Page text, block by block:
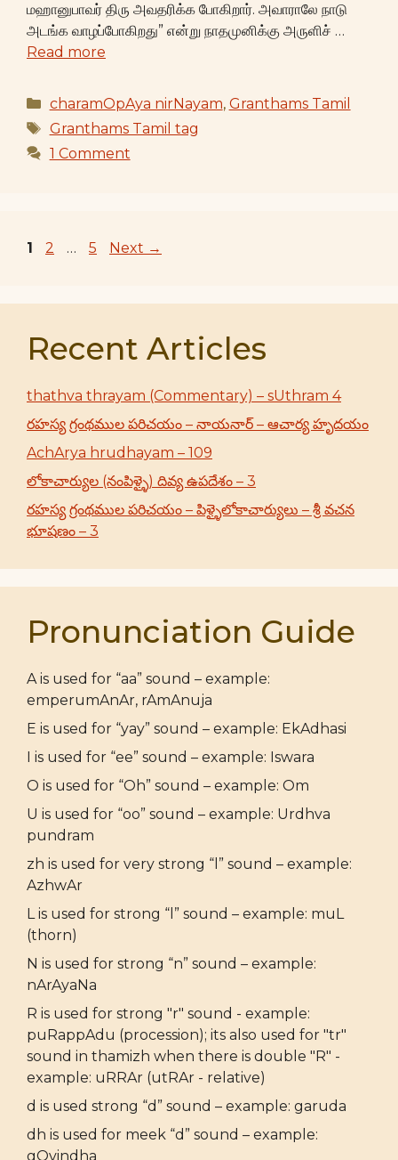
மஹானுபாவர் திரு அவதரிக்க போகிறார். அவாராலே நாடு
அடங்க வாழப்போகிறது” என்று நாதமுனிக்கு அருளிச் …
Read more
Categories
charamOpAya nirNayam, Granthams Tamil
Tags
Granthams Tamil tag
1 Comment
Page
1 Page
2 … Page
5 Next →
Recent Articles
thathva thrayam (Commentary) – sUthram 4
రహస్య గ్రంథముల పరిచయం – నాయనార్ – ఆచార్య హృదయం
AchArya hrudhayam – 109
లోకాచార్యుల (నంపిళ్ళై) దివ్య ఉపదేశం – 3
రహస్య గ్రంథముల పరిచయం – పిళ్ళైలోకాచార్యులు – శ్రీ వచన
భూషణం – 3
Pronunciation Guide
A is used for “aa” sound – example:
emperumAnAr, rAmAnuja
E is used for “yay” sound – example: EkAdhasi
I is used for “ee” sound – example: Iswara
O is used for “Oh” sound – example: Om
U is used for “oo” sound – example: Urdhva
pundram
zh is used for very strong “l” sound – example:
AzhwAr
L is used for strong “l” sound – example: muL
(thorn)
N is used for strong “n” sound – example:
nArAyaNa
R is used for strong "r" sound - example:
puRappAdu (procession); its also used for "tr"
sound in thamizh when there is double "R" -
example: uRRAr (utRAr - relative)
d is used strong “d” sound – example: garuda
dh is used for meek “d” sound – example:
gOvindha